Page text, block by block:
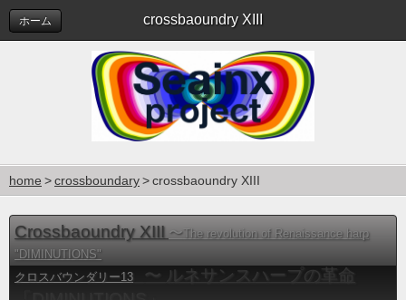
crossbaoundry XIII
ホーム
home crossboundary crossbaoundry XIII
Crossbaoundry XIII 〜The revolution of Renaissance harp
"DIMINUTIONS"
クロスバウンダリー13
〜 ルネサンスハープの革命